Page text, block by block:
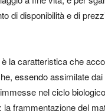
di disponibilità e di
la caratteristica che
essendo assimilate
nel ciclo
: laframmentazionedel